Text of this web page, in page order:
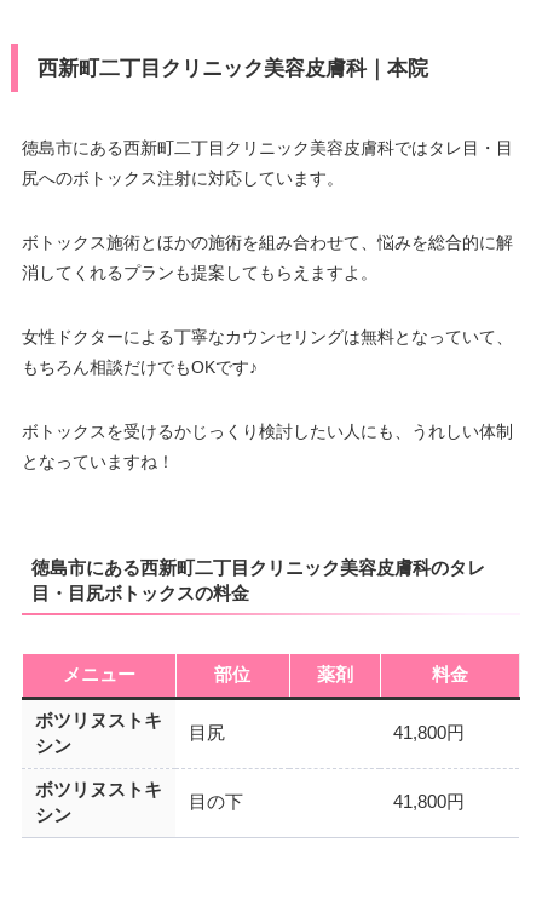
西新町二丁目クリニック美容皮膚科｜本院
徳島市にある西新町二丁目クリニック美容皮膚科ではタレ目・目
尻へのボトックス注射に対応しています。
ボトックス施術とほかの施術を組み合わせて、悩みを総合的に解
消してくれるプランも提案してもらえますよ。
女性ドクターによる丁寧なカウンセリングは無料となっていて、
もちろん相談だけでもOKです♪
ボトックスを受けるかじっくり検討したい人にも、うれしい体制
となっていますね！
徳島市にある西新町二丁目クリニック美容皮膚科のタレ
目・目尻ボトックスの料金
メニュー 部位 薬剤 料金
ボツリヌストキ
シン
目尻 41,800円
ボツリヌストキ
シン
目の下 41,800円